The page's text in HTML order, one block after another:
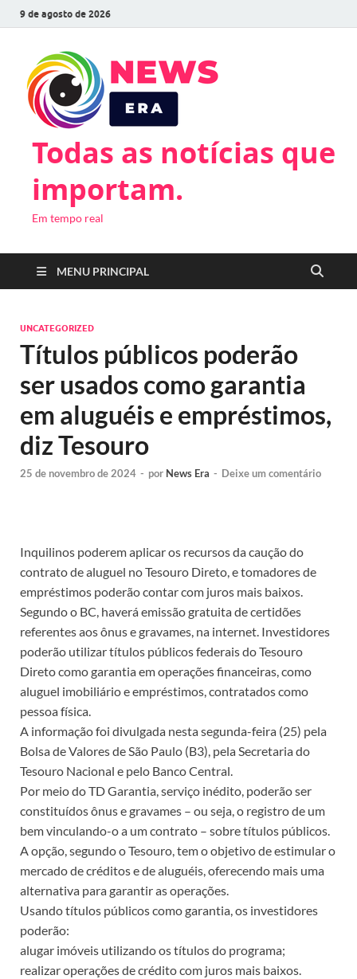
9 de agosto de 2026
Todas as notícias que
importam.
Em tempo real
MENU PRINCIPAL
UNCATEGORIZED
Títulos públicos poderão
ser usados como garantia
em aluguéis e empréstimos,
diz Tesouro
25 de novembro de 2024 - por News Era - Deixe um comentário
Inquilinos poderem aplicar os recursos da caução do
contrato de aluguel no Tesouro Direto, e tomadores de
empréstimos poderão contar com juros mais baixos.
Segundo o BC, haverá emissão gratuita de certidões
referentes aos ônus e gravames, na internet. Investidores
poderão utilizar títulos públicos federais do Tesouro
Direto como garantia em operações financeiras, como
aluguel imobiliário e empréstimos, contratados como
pessoa física.
A informação foi divulgada nesta segunda-feira (25) pela
Bolsa de Valores de São Paulo (B3), pela Secretaria do
Tesouro Nacional e pelo Banco Central.
Por meio do TD Garantia, serviço inédito, poderão ser
constituídos ônus e gravames – ou seja, o registro de um
bem vinculando-o a um contrato – sobre títulos públicos.
A opção, segundo o Tesouro, tem o objetivo de estimular o
mercado de créditos e de aluguéis, oferecendo mais uma
alternativa para garantir as operações.
Usando títulos públicos como garantia, os investidores
poderão:
alugar imóveis utilizando os títulos do programa;
realizar operações de crédito com juros mais baixos.